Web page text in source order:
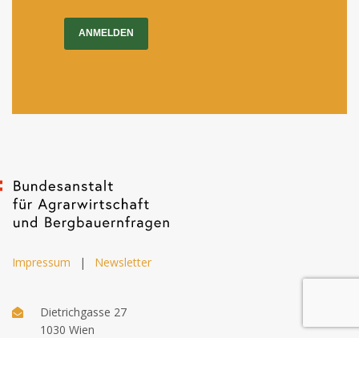
ANMELDEN
Impressum | Newsletter
Dietrichgasse 27
1030 Wien